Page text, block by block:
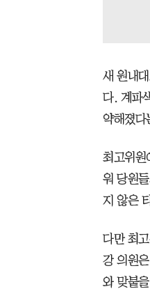
새 원내
다. 계파
약해졌다
최고위원
워 당원
지 않은
다만 최
강 의원
와 맞붙